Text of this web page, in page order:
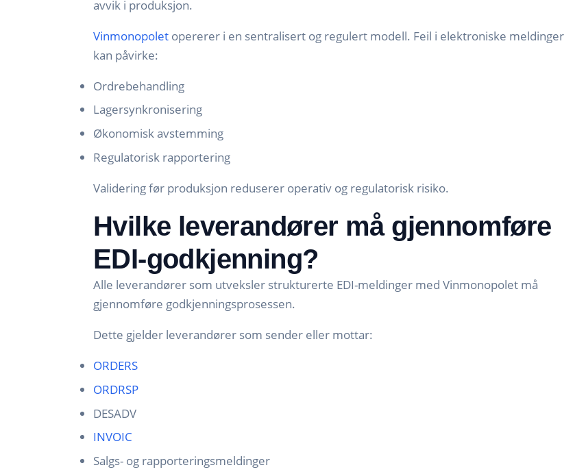
avvik i produksjon.
Vinmonopolet opererer i en sentralisert og regulert modell. Feil i elektroniske meldinger
kan påvirke:
Ordrebehandling
Lagersynkronisering
Økonomisk avstemming
Regulatorisk rapportering
Validering før produksjon reduserer operativ og regulatorisk risiko.
Hvilke leverandører må gjennomføre
EDI-godkjenning?
Alle leverandører som utveksler strukturerte EDI-meldinger med Vinmonopolet må
gjennomføre godkjenningsprosessen.
Dette gjelder leverandører som sender eller mottar:
ORDERS
ORDRSP
DESADV
INVOIC
Salgs- og rapporteringsmeldinger